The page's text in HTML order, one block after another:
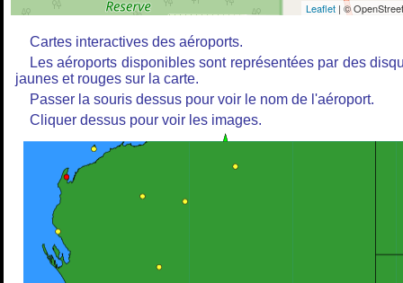
Leaflet | ©
Cartes interactives des aéroports.
Les aéroports disponibles sont représentées par des
jaunes et rouges sur la carte.
Passer la souris dessus pour voir le nom de l'aéroport.
Cliquer dessus pour voir les images.